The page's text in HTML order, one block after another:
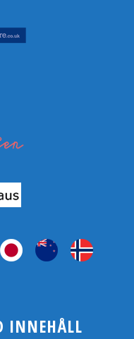
INNEHÅLL